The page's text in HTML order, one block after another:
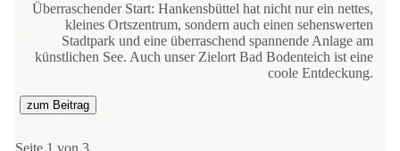
Überraschender Start: Hankensbüttel hat nicht nur ein nettes,
kleines Ortszentrum, sondern auch einen sehenswerten
Stadtpark und eine überraschend spannende Anlage am
künstlichen See. Auch unser Zielort Bad Bodenteich ist eine
coole Entdeckung.
zum Beitrag